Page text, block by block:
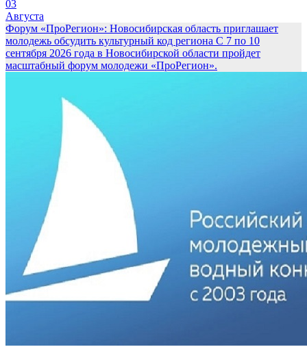
03
Августа
Форум «ПроРегион»: Новосибирская область приглашает
молодежь обсудить культурный код региона С 7 по 10
сентября 2026 года в Новосибирской области пройдет
масштабный форум молодежи «ПроРегион».